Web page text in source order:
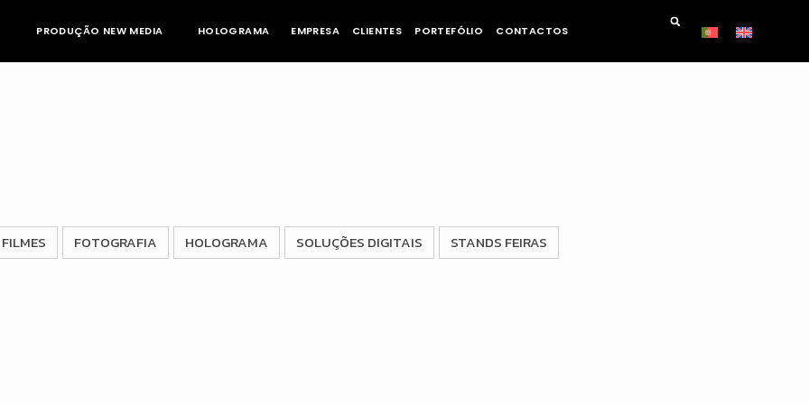
PRODUÇÃO NEW MEDIA HOLOGRAMA EMPRESA CLIENTES PORTEFÓLIO CONTACTOS
FILMES FOTOGRAFIA HOLOGRAMA SOLUÇÕES DIGITAIS STANDS FEIRAS